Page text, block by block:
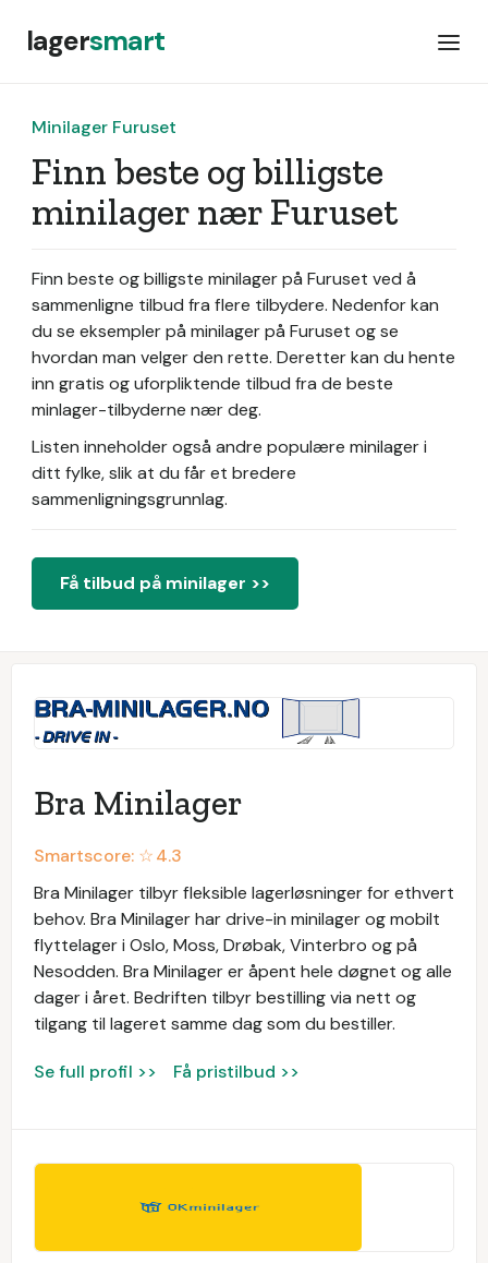
lagersmart
Minilager Furuset
Finn beste og billigste
minilager nær Furuset
Finn beste og billigste minilager på Furuset ved å
sammenligne tilbud fra flere tilbydere. Nedenfor kan
du se eksempler på minilager på Furuset og se
hvordan man velger den rette. Deretter kan du hente
inn gratis og uforpliktende tilbud fra de beste
minlager-tilbyderne nær deg.
Listen inneholder også andre populære minilager i
ditt fylke, slik at du får et bredere
sammenligningsgrunnlag.
Få tilbud på minilager >>
Bra Minilager
Smartscore: ☆4.3
Bra Minilager tilbyr fleksible lagerløsninger for ethvert
behov. Bra Minilager har drive-in minilager og mobilt
flyttelager i Oslo, Moss, Drøbak, Vinterbro og på
Nesodden. Bra Minilager er åpent hele døgnet og alle
dager i året. Bedriften tilbyr bestilling via nett og
tilgang til lageret samme dag som du bestiller.
Se full profil >> Få pristilbud >>